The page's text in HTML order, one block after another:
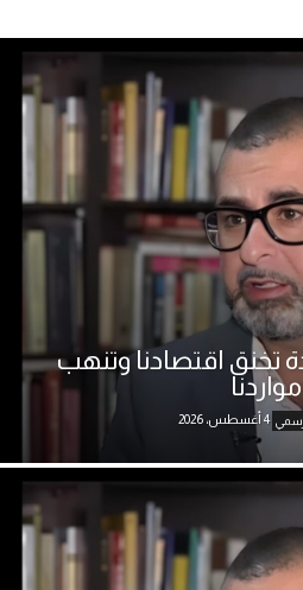
تخنق اقتصادنا وتنهب
مواردنا
4 أغسطس، 2026